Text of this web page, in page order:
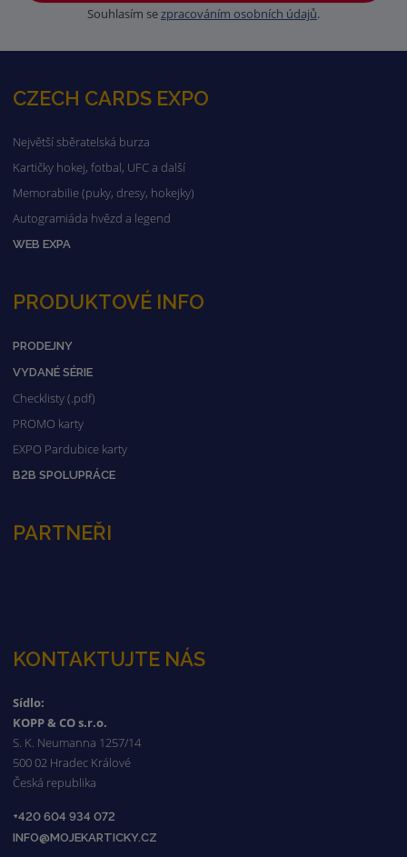
Souhlasím sezpracováním osobních údajů.
CZECH CARDS EXPO
Největší sběratelská burza
Kartičky hokej, fotbal, UFC a další
Memorabilie (puky, dresy, hokejky)
Autogramiáda hvězd a legend
WEB EXPA
PRODUKTOVÉ INFO
PRODEJNY
VYDANÉ SÉRIE
Checklisty (.pdf)
PROMO karty
EXPO Pardubice karty
B2B SPOLUPRÁCE
PARTNEŘI
KONTAKTUJTE NÁS
Sídlo:
KOPP & CO s.r.o.
S. K. Neumanna 1257/14
500 02 Hradec Králové
Česká republika
+420 604 934 072
INFO@MOJEKARTICKY.CZ